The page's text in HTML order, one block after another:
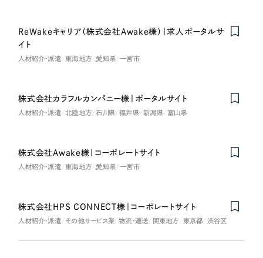
ReWakeキャリア（株式会社Awake様）｜求人ポータルサ
イト
人材紹介・派遣 東海地方 愛知県 一宮市
株式会社カラフルカンパニー様｜ポータルサイト
人材紹介・派遣 北陸地方 石川県 福井県 新潟県 富山県
株式会社Awake様｜コーポレートサイト
人材紹介・派遣 東海地方 愛知県 一宮市
株式会社HPS CONNECT様｜コーポレートサイト
人材紹介・派遣 その他サービス業 物流・運送 関東地方 東京都 渋谷区